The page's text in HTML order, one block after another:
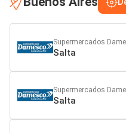
Supermercados
Salta
Supermercados
Salta